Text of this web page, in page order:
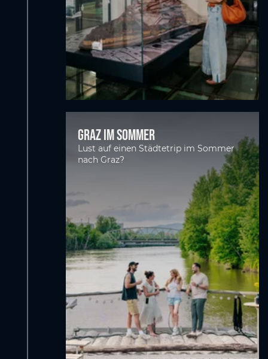
Graz im Sommer
Lust auf einen Städtetrip im Sommer
nach Graz?